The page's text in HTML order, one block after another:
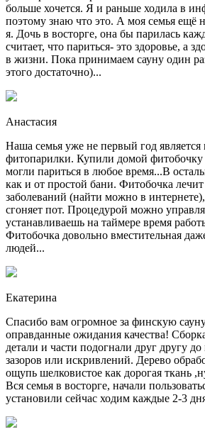
больше хочется. Я и раньше ходила в
поэтому знаю что это. А моя семья ещё
я. Дочь в восторге, она бы парилась
считает, что париться- это здоровье, а
в жизни. Пока принимаем сауну один
этого достаточно)...
Анастасия
Наша семья уже не первый год
фитопарилки. Купили домой фитобочку
могли париться в любое время...В
как и от простой бани. Фитобочка
заболеваний (найти можно в
сгоняет пот. Процедурой можно
устанавливаешь на таймере время
Фитобочка довольно вместительная
людей...
Екатерина
Спасибо вам огромное за финскую
оправданные ожидания качества!
детали и части подогнали друг другу
зазоров или искривлений. Дерево
ощупь шелковистое как дорогая ткань
Вся семья в восторге, начали
установили сейчас ходим каждые 2-3